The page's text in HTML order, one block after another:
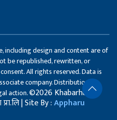
including design and content are of
be republished, rewritten, or
All rights reserved. Data is
company. Distribution of
action.©2026 Khabarhub
| Site By :Appharu